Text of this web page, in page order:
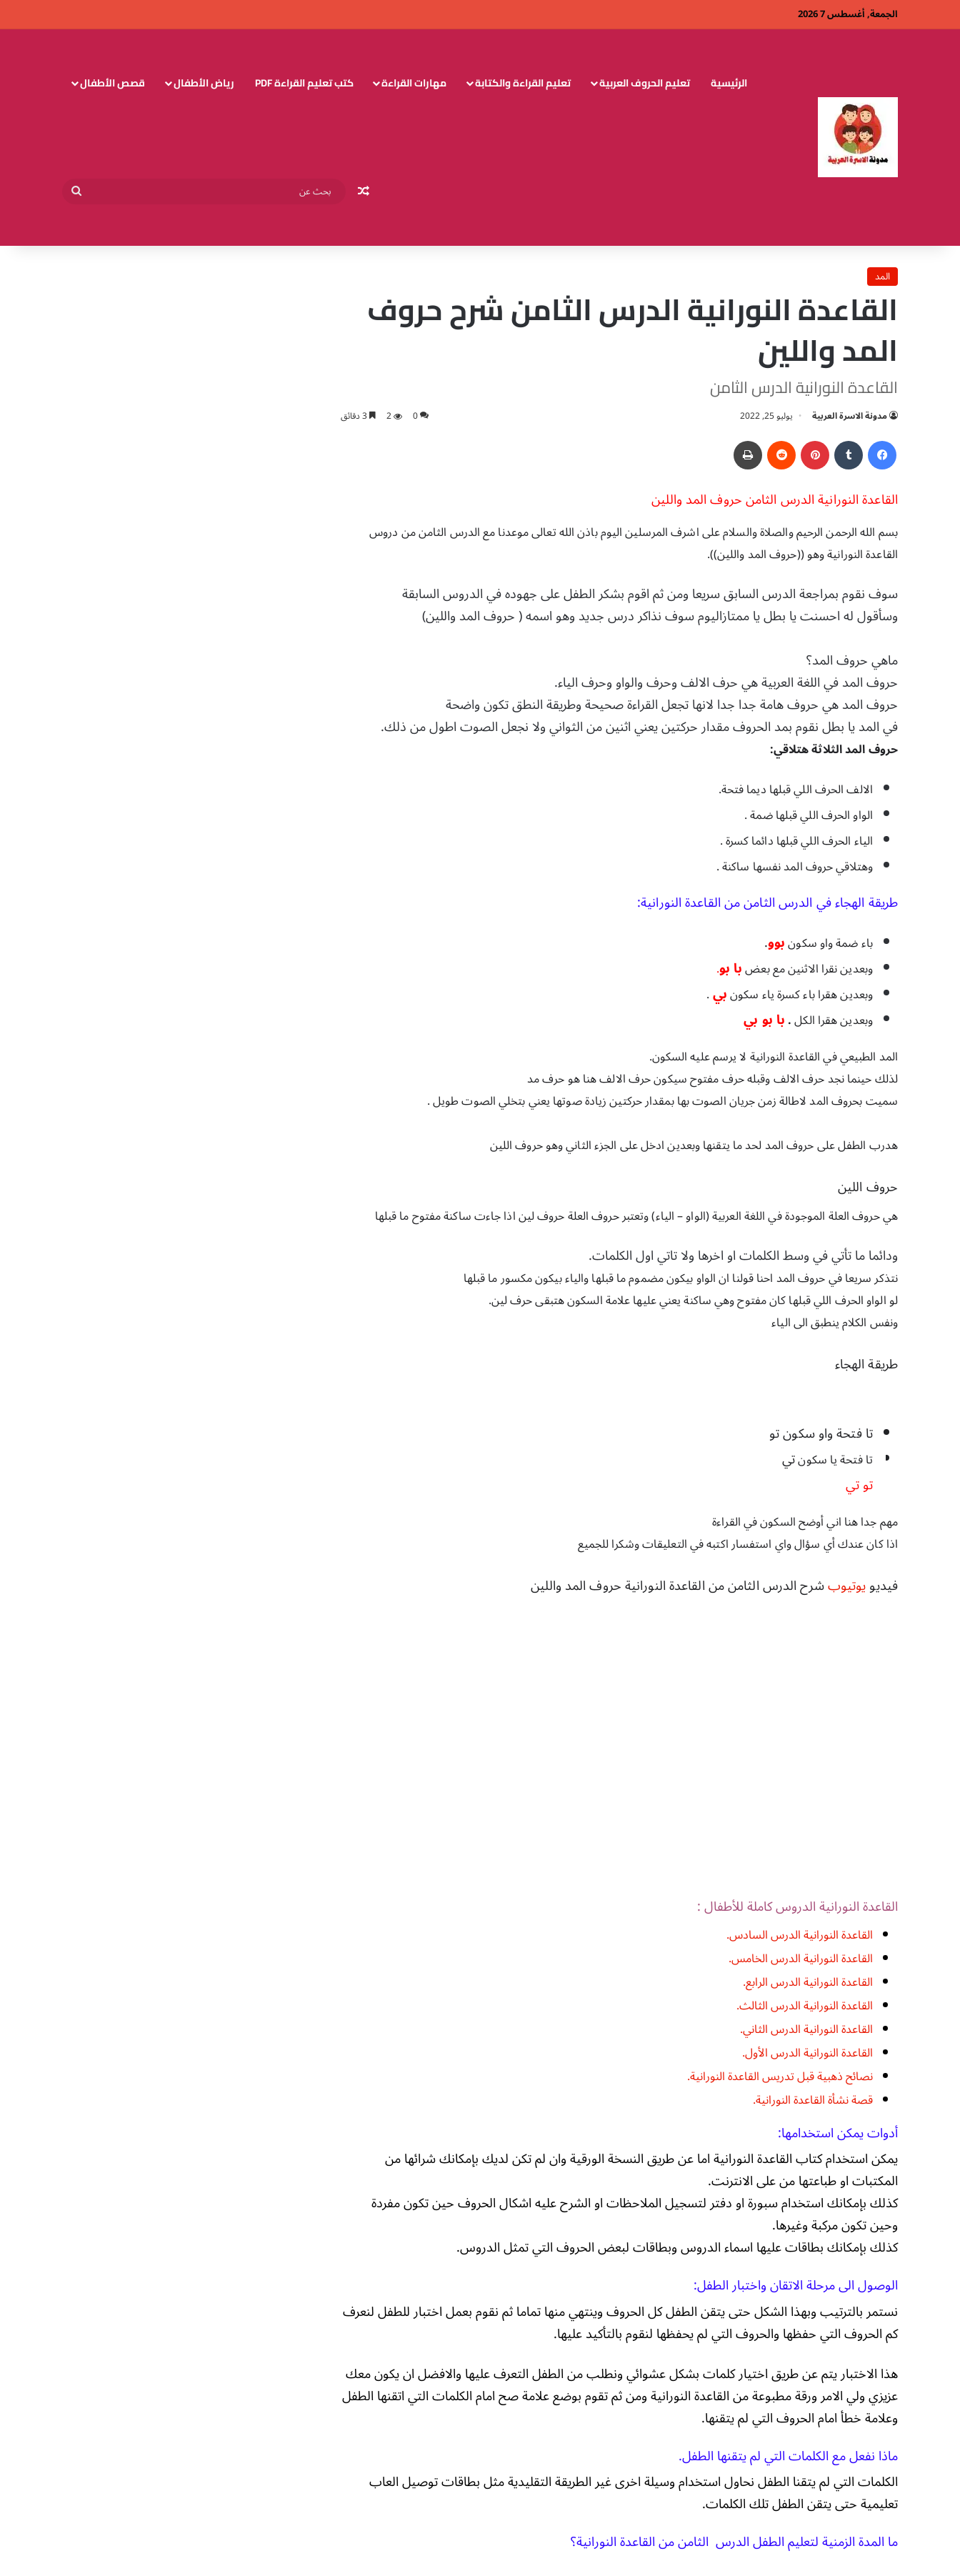
الجمعة, أغسطس 7 2026
الرئيسية تعليم الحروف العربية تعليم القراءة والكتابة مهارات القراءة كتب تعليم القراءة PDF رياض الأطفال قصص الأطفال
مقال عشوائي
المد
القاعدة النورانية الدرس الثامن شرح حروف
المد واللين
القاعدة النورانية الدرس الثامن
مدونة الاسرة العربية يوليو 25, 2022 0
2
بينتيريست
القاعدة النورانية الدرس الثامن حروف المد واللين
بسم الله الرحمن الرحيم والصلاة والسلام على اشرف المرسلين اليوم باذن الله تعالى موعدنا مع الدرس الثامن من دروس
القاعدة النورانية وهو ((حروف المد واللين)).
سوف نقوم بمراجعة الدرس السابق سريعا ومن ثم اقوم بشكر الطفل على جهوده في الدروس السابقة
وسأقول له احسنت يا بطل يا ممتازاليوم سوف نذاكر درس جديد وهو اسمه ( حروف المد واللين)
ماهي حروف المد؟
حروف المد في اللغة العربية هي حرف الالف وحرف والواو وحرف الياء.
حروف المد هي حروف هامة جدا جدا لانها تجعل القراءة صحيحة وطريقة النطق تكون واضحة
في المد يا بطل نقوم بمد الحروف مقدار حركتين يعني اثنين من الثواني ولا نجعل الصوت اطول من ذلك.
حروف المد الثلاثة هتلاقي:
الالف الحرف اللي قبلها ديما فتحة.
الواو الحرف اللي قبلها ضمة .
الياء الحرف اللي قبلها دائما كسرة .
وهتلاقي حروف المد نفسها ساكنة .
طريقة الهجاء في الدرس الثامن من القاعدة النورانية:
باء ضمة واو سكون بوو.
وبعدين نقرا الاثنين مع بعضبا بو.
وبعدين هقرا باء كسرة ياء سكون بي .
وبعدين هقرا الكل . با بو بي
المد الطبيعي في القاعدة النورانية لا يرسم عليه السكون.
لذلك حينما نجد حرف الالف وقبله حرف مفتوح سيكون حرف الالف هنا هو حرف مد
سميت بحروف المد لاطالة زمن جريان الصوت بها بمقدار حركتين زيادة صوتها يعني بتخلي الصوت طويل .
هدرب الطفل على حروف المد لحد ما يتقنها وبعدين ادخل على الجزء الثاني وهو حروف اللين
حروف اللين
هي حروف العلة الموجودة في اللغة العربية (الواو – الياء) وتعتبر حروف العلة حروف لين اذا جاءت ساكنة مفتوح ما قبلها
ودائما ما تأتي في وسط الكلمات او اخرها ولا تاتي اول الكلمات.
نتذكر سريعا في حروف المد احنا قولنا ان الواو بيكون مضموم ما قبلها والياء بيكون مكسور ما قبلها
لو الواو الحرف اللي قبلها كان مفتوح وهي ساكنة يعني عليها علامة السكون هتبقى حرف لين.
ونفس الكلام ينطبق الى الياء
طريقة الهجاء
تا فتحة واو سكون تو
تا فتحة يا سكون تي
تو تي
مهم جدا هنا اني أوضح السكون في القراءة
اذا كان عندك أي سؤال واي استفسار اكتبه في التعليقات وشكرا للجميع
فيديو يوتيوب شرح الدرس الثامن من القاعدة النورانية حروف المد واللين
القاعدة النورانية الدروس كاملة للأطفال :
القاعدة النورانية الدرس السادس.
القاعدة النورانية الدرس الخامس.
القاعدة النورانية الدرس الرابع.
القاعدة النورانية الدرس الثالث.
القاعدة النورانية الدرس الثاني.
القاعدة النورانية الدرس الأول.
نصائح ذهبية قبل تدريس القاعدة النورانية.
قصة نشأة القاعدة النورانية.
أدوات يمكن استخدامها:
يمكن استخدام كتاب القاعدة النورانية اما عن طريق النسخة الورقية وان لم تكن لديك بإمكانك شرائها من
المكتبات او طباعتها من على الانترنت.
كذلك بإمكانك استخدام سبورة او دفتر لتسجيل الملاحظات او الشرح عليه اشكال الحروف حين تكون مفردة
وحين تكون مركبة وغيرها.
كذلك بإمكانك بطاقات عليها اسماء الدروس وبطاقات لبعض الحروف التي تمثل الدروس.
الوصول الى مرحلة الاتقان واختبار الطفل:
نستمر بالترتيب وبهذا الشكل حتى يتقن الطفل كل الحروف وينتهي منها تماما ثم نقوم بعمل اختبار للطفل لنعرف
كم الحروف التي حفظها والحروف التي لم يحفظها لنقوم بالتأكيد عليها.
هذا الاختبار يتم عن طريق اختيار كلمات بشكل عشوائي ونطلب من الطفل التعرف عليها والافضل ان يكون معك
عزيزي ولي الامر ورقة مطبوعة من القاعدة النورانية ومن ثم تقوم بوضع علامة صح امام الكلمات التي اتقنها الطفل
وعلامة خطأ امام الحروف التي لم يتقنها.
ماذا نفعل مع الكلمات التي لم يتقنها الطفل.
الكلمات التي لم يتقنا الطفل نحاول استخدام وسيلة اخرى غير الطريقة التقليدية مثل بطاقات توصيل العاب
تعليمية حتى يتقن الطفل تلك الكلمات.
ما المدة الزمنية لتعليم الطفل الدرس الثامن من القاعدة النورانية؟